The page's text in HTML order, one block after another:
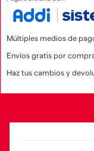
Múltiples medios de
Envíos gratis por
Haz tus cambios y